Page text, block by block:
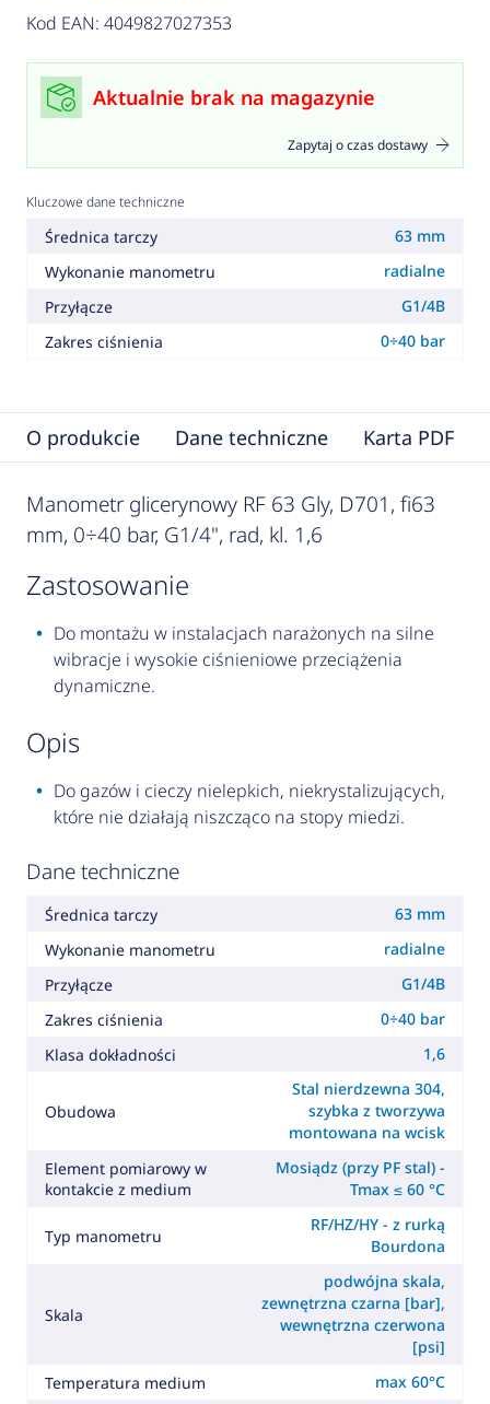
Kod EAN: 4049827027353
Aktualnie brak na magazynie
Zapytaj o czas dostawy
Kluczowe dane techniczne
Średnica tarczy
63 mm
Wykonanie manometru
radialne
Przyłącze
G1/4B
Zakres ciśnienia
0÷40 bar
O produkcie Dane techniczne Karta PDF
Manometr glicerynowy RF 63 Gly, D701, fi63
mm, 0÷40 bar, G1/4", rad, kl. 1,6
zastosowanie
Do montażu w instalacjach narażonych na silne
wibracje i wysokie ciśnieniowe przeciążenia
dynamiczne.
opis
Do gazów i cieczy nielepkich, niekrystalizujących,
które nie działają niszcząco na stopy miedzi.
Dane techniczne
Średnica tarczy
63 mm
Wykonanie manometru
radialne
Przyłącze
G1/4B
Zakres ciśnienia
0÷40 bar
Klasa dokładności
1,6
Obudowa
Stal nierdzewna 304,
szybka z tworzywa
montowana na wcisk
Element pomiarowy w
kontakcie z medium
Mosiądz (przy PF stal) -
Tmax ≤ 60 °C
Typ manometru
RF/HZ/HY - z rurką
Bourdona
Skala
podwójna skala,
zewnętrzna czarna [bar],
wewnętrzna czerwona
[psi]
Temperatura medium
max 60°C